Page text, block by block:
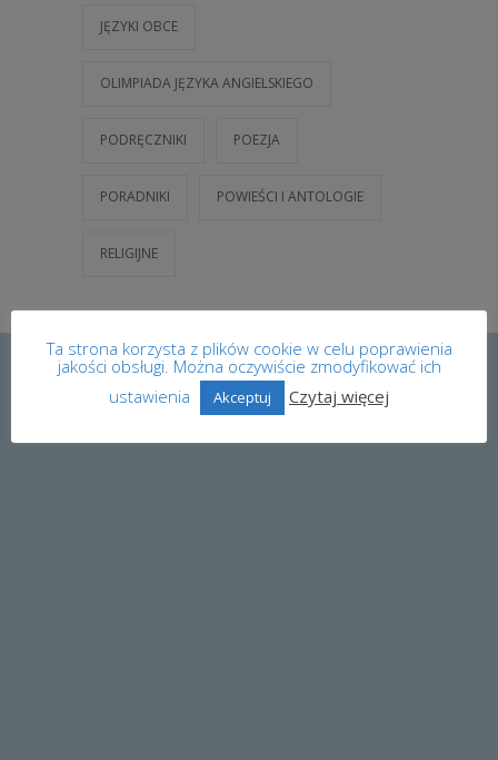
JĘZYKI OBCE
OLIMPIADA JĘZYKA ANGIELSKIEGO
PODRĘCZNIKI POEZJA
PORADNIKI POWIEŚCI I ANTOLOGIE
RELIGIJNE
Ta strona korzysta z plików cookie w celu poprawienia
jakości obsługi. Można oczywiście zmodyfikować ich
ustawienia
Akceptuj Czytaj więcej